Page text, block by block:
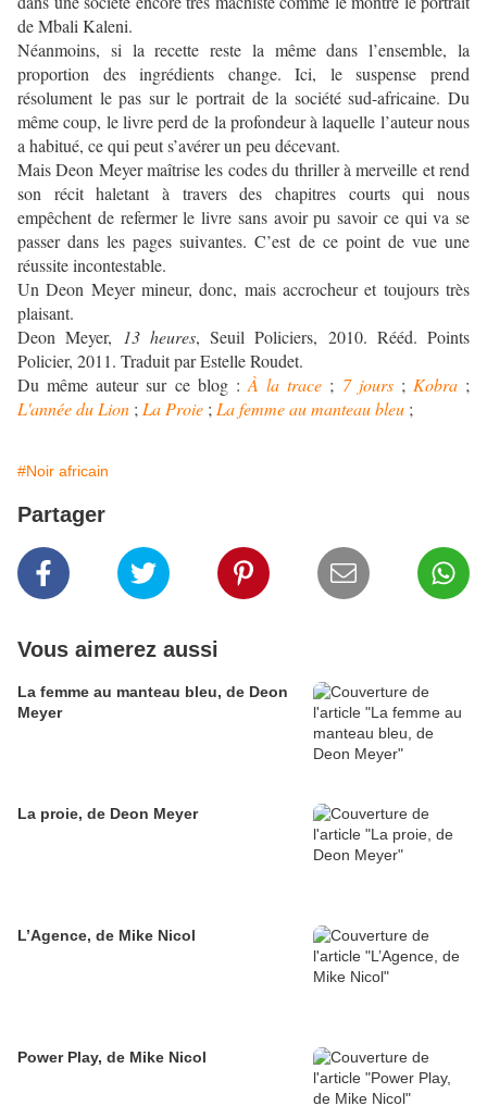
de Mbali Kaleni.
Néanmoins, si la recette reste la même dans l’ensemble, la
proportion des ingrédients change. Ici, le suspense prend
résolument le pas sur le portrait de la société sud-africaine. Du
même coup, le livre perd de la profondeur à laquelle l’auteur nous
a habitué, ce qui peut s’avérer un peu décevant.
Mais Deon Meyer maîtrise les codes du thriller à merveille et rend
son récit haletant à travers des chapitres courts qui nous
empêchent de refermer le livre sans avoir pu savoir ce qui va se
passer dans les pages suivantes. C’est de ce point de vue une
réussite incontestable.
Un Deon Meyer mineur, donc, mais accrocheur et toujours très
plaisant.
Deon Meyer,
13 heures, Seuil Policiers, 2010. Rééd. Points
Policier, 2011. Traduit par Estelle Roudet.
Du même auteur sur ce blog : À la trace ; 7 jours; Kobra;
L'année du Lion ; La Proie ; La femme au manteau bleu ;
#Noir africain
Partager
Vous aimerez aussi
La femme au manteau bleu, de Deon
Meyer
La proie, de Deon Meyer
L’Agence, de Mike Nicol
Power Play, de Mike Nicol